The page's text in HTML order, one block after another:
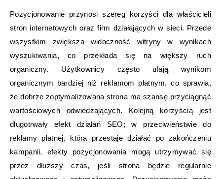
Pozycjonowanie przynosi szereg korzyści dla właścicieli
stron internetowych oraz firm działających w sieci. Przede
wszystkim zwiększa widoczność witryny w wynikach
wyszukiwania, co przekłada się na większy ruch
organiczny. Użytkownicy często ufają wynikom
organicznym bardziej niż reklamom płatnym, co sprawia,
że dobrze zoptymalizowana strona ma szansę przyciągnąć
wartościowych odwiedzających. Kolejną korzyścią jest
długotrwały efekt działań SEO; w przeciwieństwie do
reklamy płatnej, która przestaje działać po zakończeniu
kampanii, efekty pozycjonowania mogą utrzymywać się
przez dłuższy czas, jeśli strona będzie regularnie